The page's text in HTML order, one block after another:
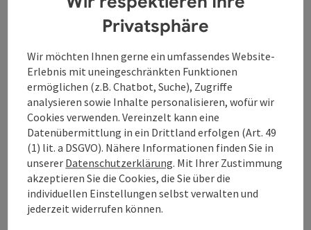
9. Bonni Reiter
Kontakt
Öffnungszeiten
Privatsphäre
Wir möchten Ihnen gerne ein umfassendes Website-
Erlebnis mit uneingeschränkten Funktionen
ermöglichen (z.B. Chatbot, Suche), Zugriffe
analysieren sowie Inhalte personalisieren, wofür wir
Cookies verwenden. Vereinzelt kann eine
Datenübermittlung in ein Drittland erfolgen (Art. 49
(1) lit. a DSGVO). Nähere Informationen finden Sie in
unserer Datenschutzerklärung. Mit Ihrer Zustimmung
akzeptieren Sie die Cookies, die Sie über die
individuellen Einstellungen selbst verwalten und
jederzeit widerrufen können.